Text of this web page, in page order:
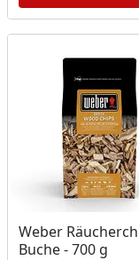
Weber
Buche - 700 g